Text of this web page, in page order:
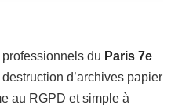
du Paris 7e
d’archives papier
au RGPD et simple à